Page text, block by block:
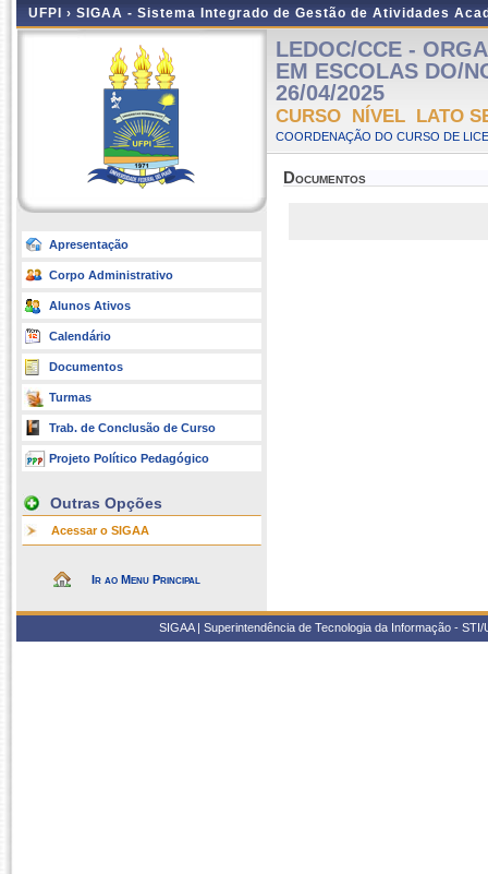
UFPI › SIGAA - Sistema Integrado de Gestão de Atividades
Apresentação
Corpo Administrativo
Alunos Ativos
Calendário
Documentos
Turmas
Trab. de Conclusão de Curso
Projeto Político Pedagógico
Outras Opções
Acessar o SIGAA
Ir ao Menu Principal
LEDOC/CCE -
EM ESCOLAS DO/
26/04/2025
CURSO NÍVEL LATO
COORDENAÇÃO DO CURSO DE
Documentos
SIGAA | Superintendência de Tecnologia da Informação -